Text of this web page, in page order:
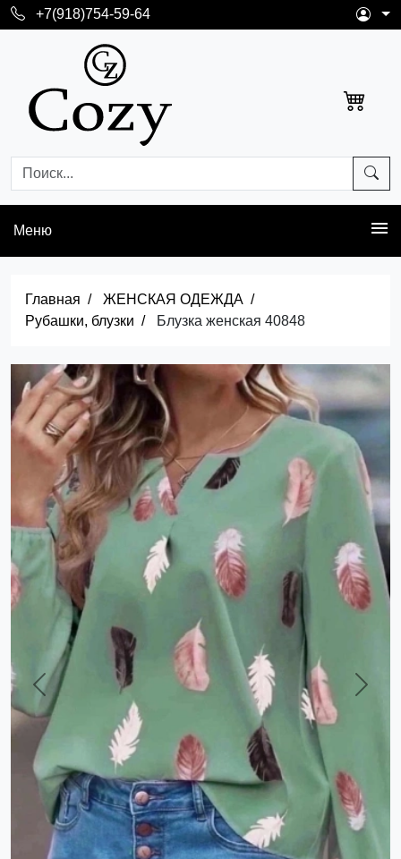
+7(918)754-59-64
Меню
Главная
ЖЕНСКАЯ ОДЕЖДА
Рубашки, блузки
Блузка женская 40848
Previous Next